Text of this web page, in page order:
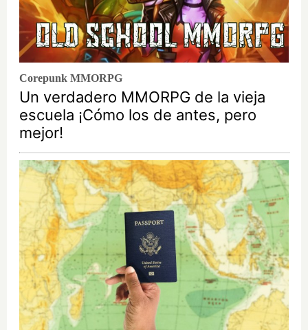
Corepunk MMORPG
Un verdadero MMORPG de la vieja
escuela ¡Cómo los de antes, pero
mejor!